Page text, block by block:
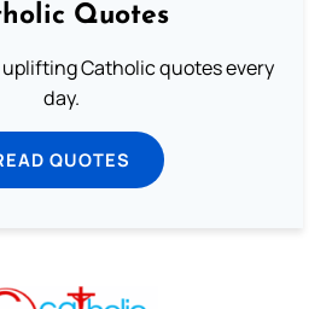
Quotes
Catholic quotes every
day.
QUOTES